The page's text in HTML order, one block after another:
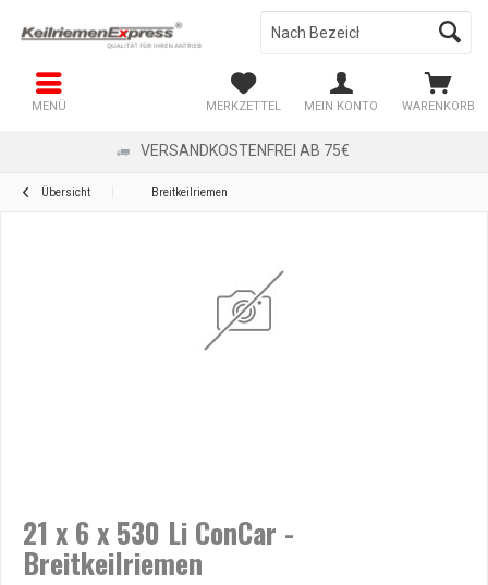
VERSANDKOSTENFREI AB 75€
WARENKORB
MERKZETTEL MEIN KONTO
MENÜ
Übersicht Breitkeilriemen
21 x 6 x 530 Li ConCar -
Breitkeilriemen